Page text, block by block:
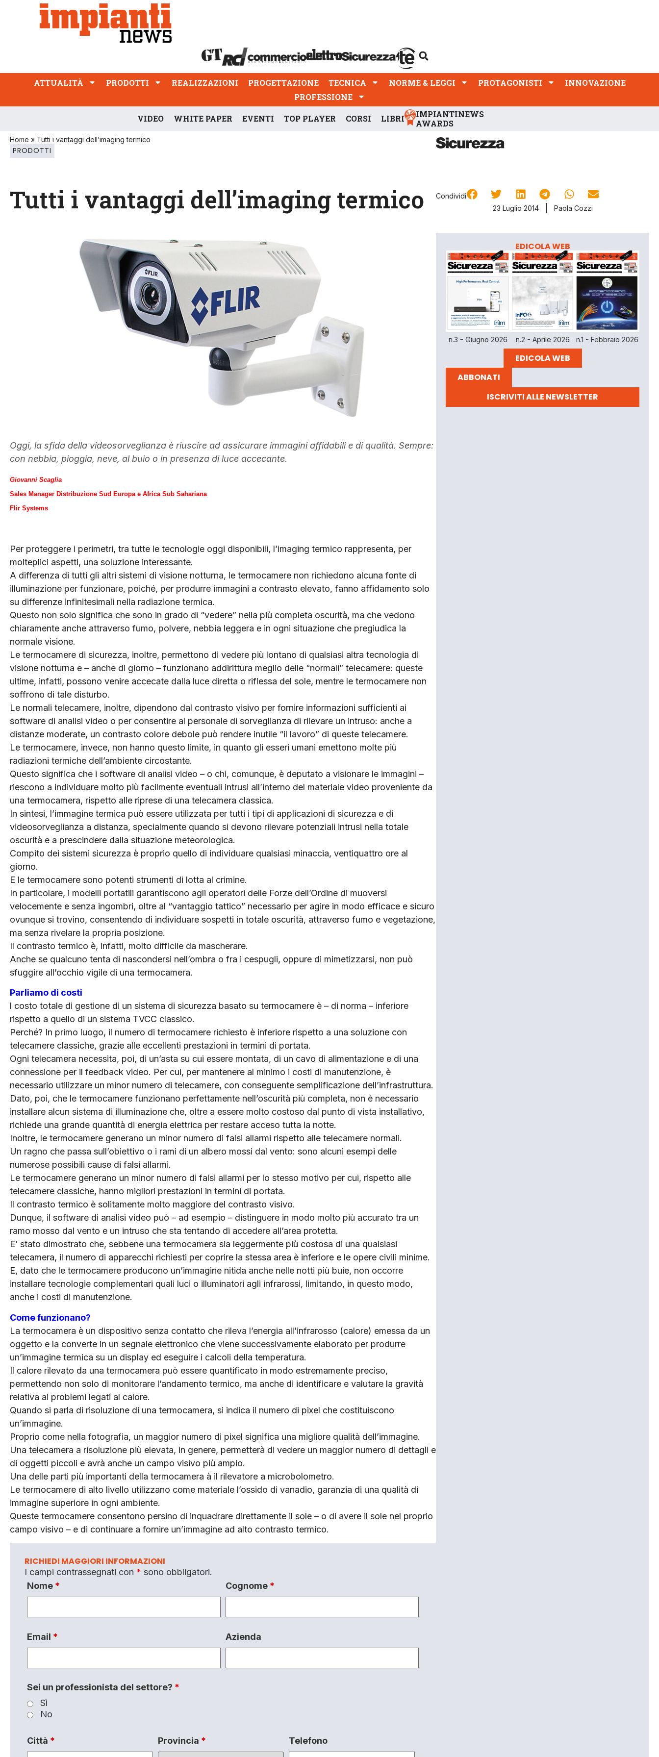
ATTUALITÀ PRODOTTI REALIZZAZIONI
PROFESSIONE
ATTUALITÀ PRODOTTI REALIZZAZIONI PROGETTAZIONE TECNICA NORME & LEGGI PROTAGONISTI
INNOVAZIONE
PROFESSIONE
VIDEO WHITE PAPER EVENTI TOP PLAYER CORSI LIBRI
IMPIANTINEWS
AWARDS
Home » Tutti i vantaggi dell’imaging termico
PRODOTTI
Tutti i vantaggi dell’imaging termico
Condividi
23 Luglio 2014
Paola Cozzi
Oggi, la sfida della videosorveglianza è riuscire ad assicurare immagini affidabili e di qualità. Sempre:
con nebbia, pioggia, neve, al buio o in presenza di luce accecante.
Giovanni Scaglia
Sales Manager Distribuzione Sud Europa e Africa Sub Sahariana
Flir Systems
Per proteggere i perimetri, tra tutte le tecnologie oggi disponibili, l’imaging termico rappresenta, per
molteplici aspetti, una soluzione interessante.
A differenza di tutti gli altri sistemi di visione notturna, le termocamere non richiedono alcuna fonte di
illuminazione per funzionare, poiché, per produrre immagini a contrasto elevato, fanno affidamento solo
su differenze infinitesimali nella radiazione termica.
Questo non solo significa che sono in grado di “vedere” nella più completa oscurità, ma che vedono
chiaramente anche attraverso fumo, polvere, nebbia leggera e in ogni situazione che pregiudica la
normale visione.
Le termocamere di sicurezza, inoltre, permettono di vedere più lontano di qualsiasi altra tecnologia di
visione notturna e – anche di giorno – funzionano addirittura meglio delle “normali” telecamere: queste
ultime, infatti, possono venire accecate dalla luce diretta o riflessa del sole, mentre le termocamere non
soffrono di tale disturbo.
Le normali telecamere, inoltre, dipendono dal contrasto visivo per fornire informazioni sufficienti ai
software di analisi video o per consentire al personale di sorveglianza di rilevare un intruso: anche a
distanze moderate, un contrasto colore debole può rendere inutile “il lavoro” di queste telecamere.
Le termocamere, invece, non hanno questo limite, in quanto gli esseri umani emettono molte più
radiazioni termiche dell’ambiente circostante.
Questo significa che i software di analisi video – o chi, comunque, è deputato a visionare le immagini –
riescono a individuare molto più facilmente eventuali intrusi all’interno del materiale video proveniente da
una termocamera, rispetto alle riprese di una telecamera classica.
In sintesi, l’immagine termica può essere utilizzata per tutti i tipi di applicazioni di sicurezza e di
videosorveglianza a distanza, specialmente quando si devono rilevare potenziali intrusi nella totale
oscurità e a prescindere dalla situazione meteorologica.
Compito dei sistemi sicurezza è proprio quello di individuare qualsiasi minaccia, ventiquattro ore al
giorno.
E le termocamere sono potenti strumenti di lotta al crimine.
In particolare, i modelli portatili garantiscono agli operatori delle Forze dell’Ordine di muoversi
velocemente e senza ingombri, oltre al “vantaggio tattico” necessario per agire in modo efficace e sicuro
ovunque si trovino, consentendo di individuare sospetti in totale oscurità, attraverso fumo e vegetazione,
ma senza rivelare la propria posizione.
Il contrasto termico è, infatti, molto difficile da mascherare.
Anche se qualcuno tenta di nascondersi nell’ombra o fra i cespugli, oppure di mimetizzarsi, non può
sfuggire all’occhio vigile di una termocamera.
Parliamo di costi
l costo totale di gestione di un sistema di sicurezza basato su termocamere è – di norma – inferiore
rispetto a quello di un sistema TVCC classico.
Perché? In primo luogo, il numero di termocamere richiesto è inferiore rispetto a una soluzione con
telecamere classiche, grazie alle eccellenti prestazioni in termini di portata.
Ogni telecamera necessita, poi, di un’asta su cui essere montata, di un cavo di alimentazione e di una
connessione per il feedback video. Per cui, per mantenere al minimo i costi di manutenzione, è
necessario utilizzare un minor numero di telecamere, con conseguente semplificazione dell’infrastruttura.
Dato, poi, che le termocamere funzionano perfettamente nell’oscurità più completa, non è necessario
installare alcun sistema di illuminazione che, oltre a essere molto costoso dal punto di vista installativo,
richiede una grande quantità di energia elettrica per restare acceso tutta la notte.
Inoltre, le termocamere generano un minor numero di falsi allarmi rispetto alle telecamere normali.
Un ragno che passa sull’obiettivo o i rami di un albero mossi dal vento: sono alcuni esempi delle
numerose possibili cause di falsi allarmi.
Le termocamere generano un minor numero di falsi allarmi per lo stesso motivo per cui, rispetto alle
telecamere classiche, hanno migliori prestazioni in termini di portata.
Il contrasto termico è solitamente molto maggiore del contrasto visivo.
Dunque, il software di analisi video può – ad esempio – distinguere in modo molto più accurato tra un
ramo mosso dal vento e un intruso che sta tentando di accedere all’area protetta.
E’ stato dimostrato che, sebbene una termocamera sia leggermente più costosa di una qualsiasi
telecamera, il numero di apparecchi richiesti per coprire la stessa area è inferiore e le opere civili minime.
E, dato che le termocamere producono un’immagine nitida anche nelle notti più buie, non occorre
installare tecnologie complementari quali luci o illuminatori agli infrarossi, limitando, in questo modo,
anche i costi di manutenzione.
Come funzionano?
La termocamera è un dispositivo senza contatto che rileva l’energia all’infrarosso (calore) emessa da un
oggetto e la converte in un segnale elettronico che viene successivamente elaborato per produrre
un’immagine termica su un display ed eseguire i calcoli della temperatura.
Il calore rilevato da una termocamera può essere quantificato in modo estremamente preciso,
permettendo non solo di monitorare l’andamento termico, ma anche di identificare e valutare la gravità
relativa ai problemi legati al calore.
Quando si parla di risoluzione di una termocamera, si indica il numero di pixel che costituiscono
un’immagine.
Proprio come nella fotografia, un maggior numero di pixel significa una migliore qualità dell’immagine.
Una telecamera a risoluzione più elevata, in genere, permetterà di vedere un maggior numero di dettagli e
di oggetti piccoli e avrà anche un campo visivo più ampio.
Una delle parti più importanti della termocamera à il rilevatore a microbolometro.
Le termocamere di alto livello utilizzano come materiale l’ossido di vanadio, garanzia di una qualità di
immagine superiore in ogni ambiente.
Queste termocamere consentono persino di inquadrare direttamente il sole – o di avere il sole nel proprio
campo visivo – e di continuare a fornire un’immagine ad alto contrasto termico.
RICHIEDI MAGGIORI INFORMAZIONI
I campi contrassegnati con * sono obbligatori.
Nome * Cognome *
Email * Azienda
Sei un professionista del settore? *
Sì
No
Città * Provincia * Telefono
EDICOLA WEB
n.3 - Giugno 2026 n.2 - Aprile 2026 n.1 - Febbraio 2026
EDICOLA WEB
ABBONATI
ISCRIVITI ALLE NEWSLETTER